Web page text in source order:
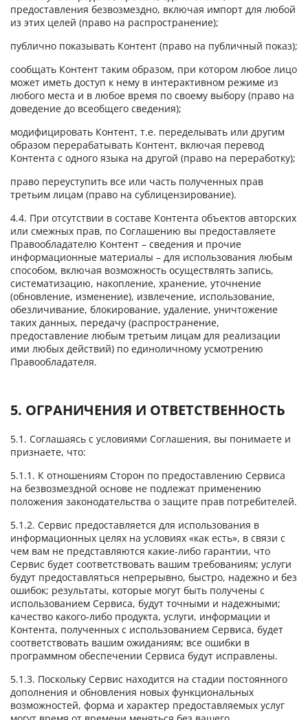
предоставления безвозмездно, включая импорт для любой
из этих целей (право на распространение);
публично показывать Контент (право на публичный показ);
сообщать Контент таким образом, при котором любое лицо
может иметь доступ к нему в интерактивном режиме из
любого места и в любое время по своему выбору (право на
доведение до всеобщего сведения);
модифицировать Контент, т.е. переделывать или другим
образом перерабатывать Контент, включая перевод
Контента с одного языка на другой (право на переработку);
право переуступить все или часть полученных прав
третьим лицам (право на сублицензирование).
4.4. При отсутствии в составе Контента объектов авторских
или смежных прав, по Соглашению вы предоставляете
Правообладателю Контент – сведения и прочие
информационные материалы – для использования любым
способом, включая возможность осуществлять запись,
систематизацию, накопление, хранение, уточнение
(обновление, изменение), извлечение, использование,
обезличивание, блокирование, удаление, уничтожение
таких данных, передачу (распространение,
предоставление любым третьим лицам для реализации
ими любых действий) по единоличному усмотрению
Правообладателя.
5. ОГРАНИЧЕНИЯ И ОТВЕТСТВЕННОСТЬ
5.1. Соглашаясь с условиями Соглашения, вы понимаете и
признаете, что:
5.1.1. К отношениям Сторон по предоставлению Сервиса
на безвозмездной основе не подлежат применению
положения законодательства о защите прав потребителей.
5.1.2. Сервис предоставляется для использования в
информационных целях на условиях «как есть», в связи с
чем вам не представляются какие-либо гарантии, что
Сервис будет соответствовать вашим требованиям; услуги
будут предоставляться непрерывно, быстро, надежно и без
ошибок; результаты, которые могут быть получены с
использованием Сервиса, будут точными и надежными;
качество какого-либо продукта, услуги, информации и
Контента, полученных с использованием Сервиса, будет
соответствовать вашим ожиданиям; все ошибки в
программном обеспечении Сервиса будут исправлены.
5.1.3. Поскольку Сервис находится на стадии постоянного
дополнения и обновления новых функциональных
возможностей, форма и характер предоставляемых услуг